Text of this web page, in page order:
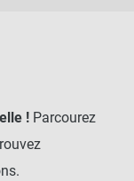
! Parcourez